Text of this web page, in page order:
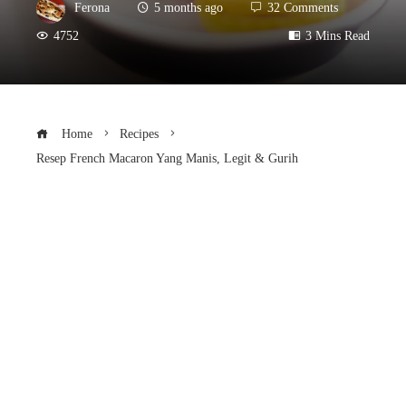
Ferona 5 months ago 32 Comments
4752 3 Mins Read
Home
Recipes
Resep French Macaron Yang Manis, Legit & Gurih